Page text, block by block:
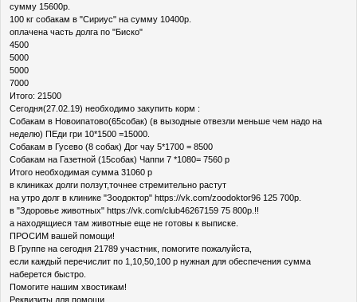
сумму 15600р.
100 кг собакам в "Сириус" на сумму 10400р.
оплачена часть долга по "Биско"
4500
5000
5000
7000
Итого: 21500
Сегодня(27.02.19) необходимо закупить корм :
Собакам в Новоипатово(65собак) (в вызодные отвезли меньше чем надо на
неделю) ПЕди гри 10*1500 =15000.
Собакам в Гусево (8 собак) Дог чау 5*1700 = 8500
Собакам на Газетной (15собак) Чаппи 7 *1080= 7560 р
Итого необходимая сумма 31060 р
в клиниках долги ползут,точнее стремительно растут
на утро долг в клинике "Зоодоктор" https://vk.com/zoodoktor96 125 700р.
в "Здоровье животных" https://vk.com/club46267159 75 800р.!!
а находящиеся там животные еще не готовы к выписке.
ПРОСИМ вашей помощи!
В Группе на сегодня 21789 участник, помогите пожалуйста,
если каждый перечислит по 1,10,50,100 р нужная для обеспечения сумма
наберется быстро.
Помогите нашим хвостикам!
Реквизиты для помощи